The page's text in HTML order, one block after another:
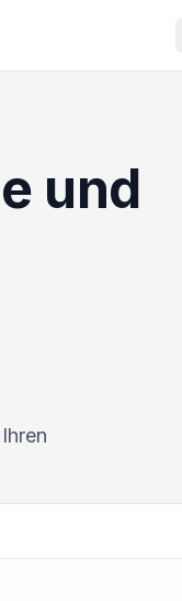
und